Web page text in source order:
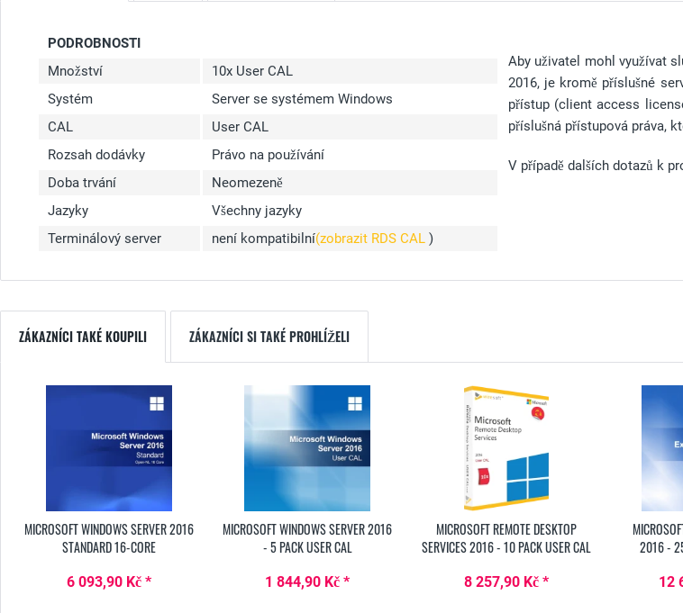
PODROBNOSTI
Množství
10x User CAL
Systém
Server se systémem Windows
CAL
User CAL
Rozsah dodávky
Právo na používání
Doba trvání
Neomezeně
Jazyky
Všechny jazyky
Terminálový server
není kompatibilní(zobrazit RDS CAL )
Aby uživatel mohl využívat
2016, je kromě příslušné
přístup (client access
příslušná přístupová práva,
V případě dalších dotazů k
ZÁKAZNÍCI TAKÉ KOUPILI ZÁKAZNÍCI SI TAKÉ PROHLÍŽELI
MICROSOFT WINDOWS SERVER 2016
STANDARD 16-CORE
6 093,90 Kč *
MICROSOFT WINDOWS SERVER 2016
- 5 PACK USER CAL
1 844,90 Kč *
MICROSOFT REMOTE DESKTOP
SERVICES 2016 - 10 PACK USER CAL
8 257,90 Kč *
2016 -
12